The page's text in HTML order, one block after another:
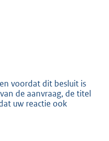
voordat dit besluit is
de aanvraag, de titel
uw reactie ook